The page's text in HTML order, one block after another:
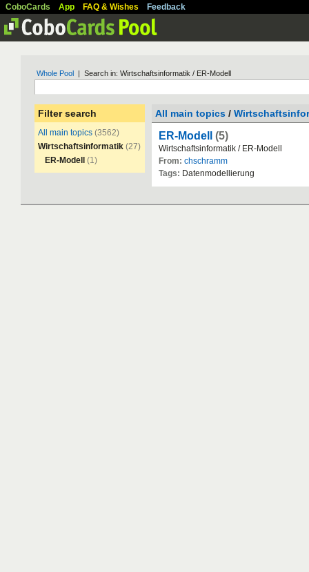
CoboCards App FAQ & Wishes Feedback
Whole Pool | Search in: Wirtschaftsinformatik / ER-Modell
Filter search
All main topics (3562)
Wirtschaftsinformatik (27)
ER-Modell
(1)
All main topics /
ER-Modell (5)
Wirtschaftsinformatik / ER-Modell
From: chschramm
Tags: Datenmodellierung